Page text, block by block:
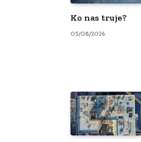
Ko nas truje?
05/08/2026